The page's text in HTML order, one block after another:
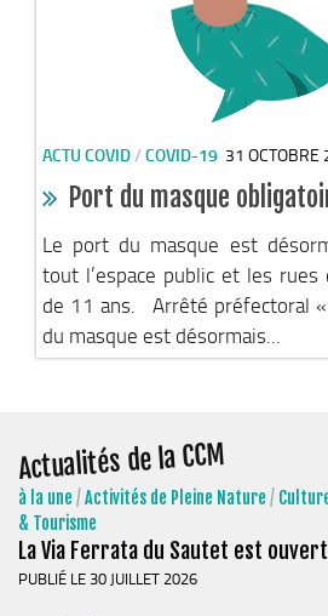
Le Conseil Communautaire
Economie & Tourisme
Développement économique
LEADER, aides européennes
Travaillez en Matheysine
Guide des producteurs
Aide aux alpages
Stratégie forestière du massif
Stratégie Foncière
ACTU COVID/COVID-19 31 OCTOBRE
Port du masque
Le port du masque est
tout l’espace public et les
de 11 ans. Arrêté préfectoral
du masque est désormais...
Actualités de la CCM
à la une /Activités de Pleine Nature /
& Tourisme
La Via Ferrata du Sautet est
PUBLIÉ LE 30 JUILLET 2026